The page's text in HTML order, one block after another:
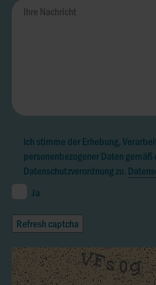
Ich stimme der Erhebung,
personenbezogener Daten gemäß
Datenschutzverordnung zu.
Ja
Refresh captcha